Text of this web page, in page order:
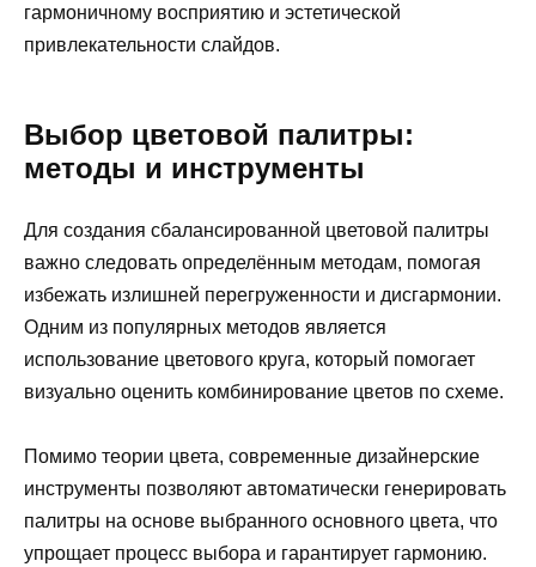
гармоничному восприятию и эстетической
привлекательности слайдов.
Выбор цветовой палитры:
методы и инструменты
Для создания сбалансированной цветовой палитры
важно следовать определённым методам, помогая
избежать излишней перегруженности и дисгармонии.
Одним из популярных методов является
использование цветового круга, который помогает
визуально оценить комбинирование цветов по схеме.
Помимо теории цвета, современные дизайнерские
инструменты позволяют автоматически генерировать
палитры на основе выбранного основного цвета, что
упрощает процесс выбора и гарантирует гармонию.